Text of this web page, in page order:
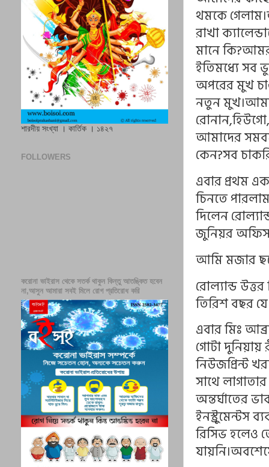
থমকে
রাখা
মানে
ইতিমধ্যে সব
অপরের মুখ
নতুন
আমাদের
কেন?সব
এবার প্রথম
চিনতে
দিলেন
জুনিয়র
আমি মজার
রোল্যান্ড
তিরিশ বছর
এবার মিঃ
গোটা
নিউজপ্রিন্ট
সাথে
অন্তর্ঘাতের
ইনস্ট্রুমেন্টস
রিসিভ হলেও
শারদীয় সংখ্যা । কার্তিক । ১৪২৭
FOLLOWERS
করোনা ভাইরাস থেকে সতর্ক থাকুন কিন্তু আতঙ্কিত হবেন
না,আসুন আমারা সবই মিলে রোগ প্রতিরোধ করি